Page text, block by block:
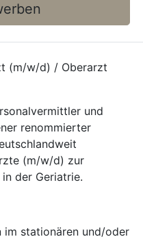
(m/w/d) / Oberarzt
und
renommierter
(m/w/d) zur
der Geriatrie.
im stationären und/oder